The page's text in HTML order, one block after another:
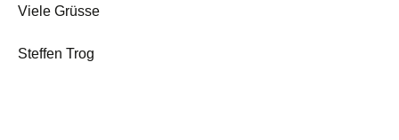
Viele Grüsse
Steffen Trog